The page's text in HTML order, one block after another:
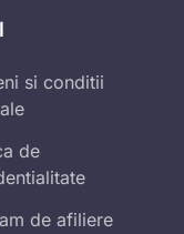
si conditii
de
de afiliere